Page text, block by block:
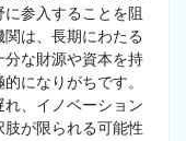
参入することを阻
は、長期にわたる
な財源や資本を持
になりがちです。
、イノベーション
が限られる可能性